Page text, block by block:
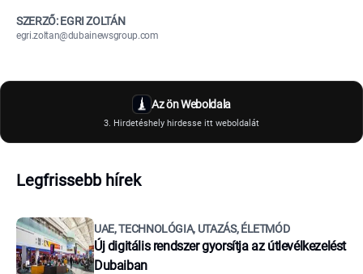
SZERZŐ: EGRI ZOLTÁN
egri.zoltan@dubainewsgroup.com
Az ön Weboldala
3. Hirdetéshely hirdesse itt weboldalát
Legfrissebb hírek
UAE, TECHNOLÓGIA, UTAZÁS, ÉLETMÓD
Új digitális rendszer gyorsítja az útlevélkezelést
Dubaiban